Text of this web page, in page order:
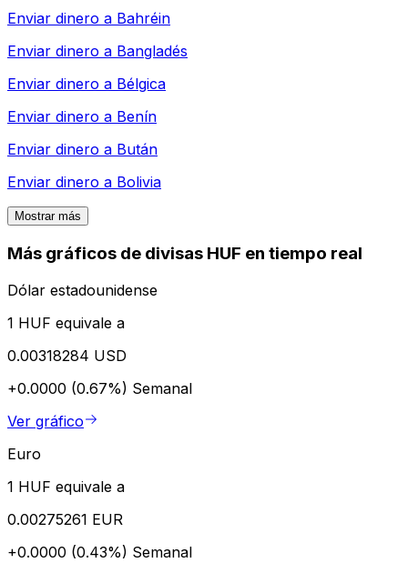
Enviar dinero a Bahréin
Enviar dinero a Bangladés
Enviar dinero a Bélgica
Enviar dinero a Benín
Enviar dinero a Bután
Enviar dinero a Bolivia
Mostrar más
Más gráficos de divisas HUF en tiempo real
Dólar estadounidense
1 HUF equivale a
0.00318284 USD
+0.0000 (0.67%) Semanal
Ver gráfico
Euro
1 HUF equivale a
0.00275261 EUR
+0.0000 (0.43%) Semanal